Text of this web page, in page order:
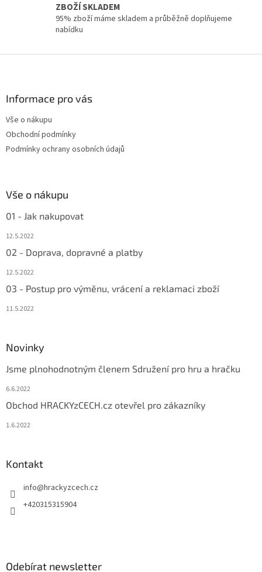
ZBOŽÍ SKLADEM
95% zboží máme skladem a průběžně doplňujeme
nabídku
Informace pro vás
Vše o nákupu
Obchodní podmínky
Podmínky ochrany osobních údajů
Vše o nákupu
01 - Jak nakupovat
12.5.2022
02 - Doprava, dopravné a platby
12.5.2022
03 - Postup pro výměnu, vrácení a reklamaci zboží
11.5.2022
Novinky
Jsme plnohodnotným členem Sdružení pro hru a hračku
6.6.2022
Obchod HRACKYzCECH.cz otevřel pro zákazníky
1.6.2022
Kontakt
info@hrackyzcech.cz
+420315315904
Odebírat newsletter